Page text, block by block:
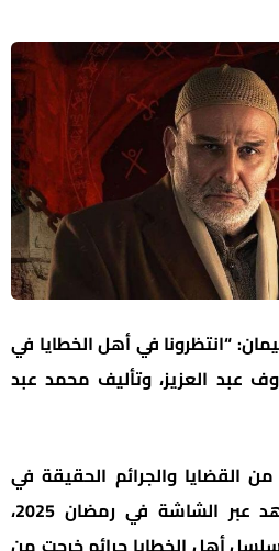
“انتظرونا في أهل الخطايا في
رؤوف عبد العزيز، وتأليف محمد عبد
القضايا والجرائم الحقيقة في
قالب درامى خاص للمشاهد عبر الشاشة في رمضان 2025،